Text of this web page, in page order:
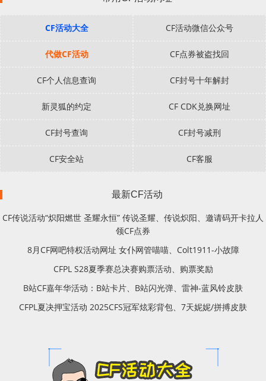
CF活动大全 CF活动微信公众号
代做CF活动 CF点券被盗找回
CF个人信息查询 CF封号十年解封
新灵狐的约定 CF CDK兑换网址
CF封号查询 CF封号减刑
CF安全站 CF客服
最新CF活动
CF传说活动“炽阳燃世 圣耀永恒” 传说圣耀、传说炽阳、邀请码开卡拉人
领CF点券
8月CF网吧特权活动网址 女仆网管喵喵、Colt1911-小故障
CFPL S28夏季赛总决赛购票活动、购票奖励
B站CF嘉年华活动：B站卡片、B站闪光弹、雷神-蓝风铃皮肤
CFPL夏决押宝活动 2025CFS冠军炫彩背包、7天妮妮/拼搏皮肤